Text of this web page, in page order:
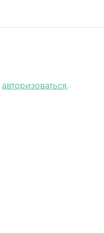
авторизоваться.